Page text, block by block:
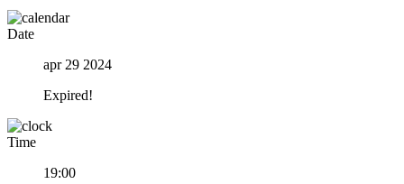
Date
apr 29 2024
Expired!
Time
19:00